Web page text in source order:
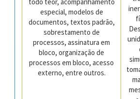
especial, modelos de
documentos, textos padrão,
sobrestamento de
processos, assinatura em
bloco, organização de
processos em bloco, acesso
externo, entre outros.